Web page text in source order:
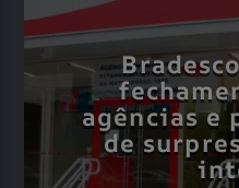
agências e
de